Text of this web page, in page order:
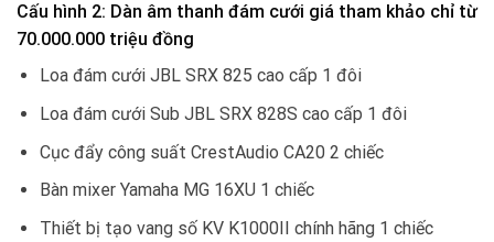
Cấu hình 2: Dàn âm thanh đám cưới giá tham khảo chỉ từ
70.000.000 triệu đồng
Loa đám cưới JBL SRX 825 cao cấp 1 đôi
Loa đám cưới Sub JBL SRX 828S cao cấp 1 đôi
Cục đẩy công suất CrestAudio CA20 2 chiếc
Bàn mixer Yamaha MG 16XU 1 chiếc
Thiết bị tạo vang số KV K1000II chính hãng 1 chiếc